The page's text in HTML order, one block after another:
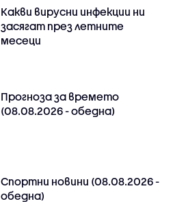
Какви вирусни инфекции ни
засягат през летните
месеци
Прогноза за времето
(08.08.2026 - обедна)
Спортни новини (08.08.2026 -
обедна)